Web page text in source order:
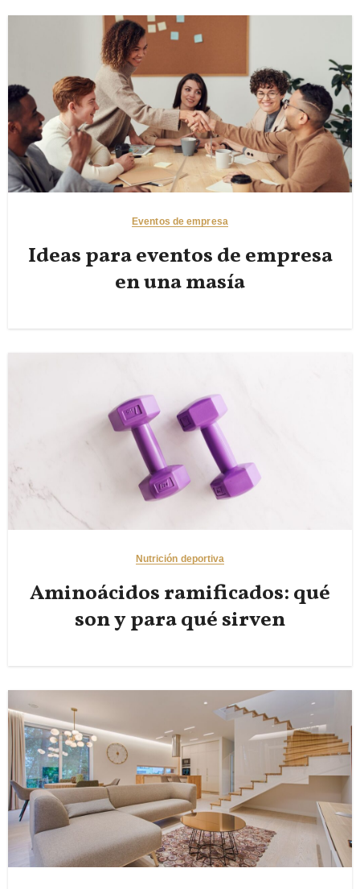
Eventos de empresa
Ideas para eventos de empresa
en una masía
Nutrición deportiva
Aminoácidos ramificados: qué
son y para qué sirven